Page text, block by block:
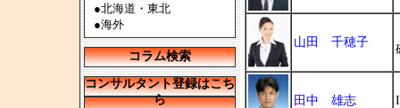
●北海道・東北
●海外
コラム検索
コンサルタント登録はこち
ら
山田 千穂子
田中 雄志